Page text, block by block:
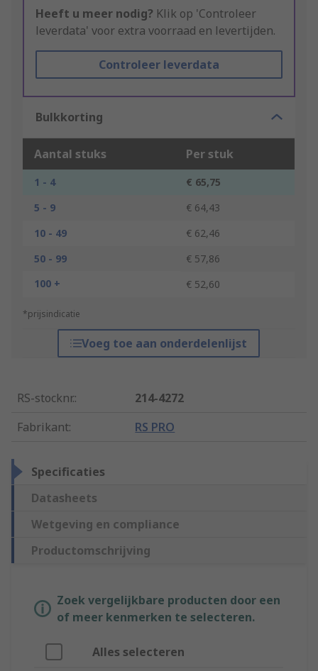
Heeft u meer nodig? Klik op 'Controleer
leverdata' voor extra voorraad en levertijden.
Controleer leverdata
Bulkkorting
Aantal stuks Per stuk
1 - 4
€ 65,75
5 - 9
€ 64,43
10 - 49
€ 62,46
50 - 99
€ 57,86
100 +
€ 52,60
*prijsindicatie
Voeg toe aan onderdelenlijst
RS-stocknr.:
214-4272
Fabrikant: RS PRO
Specificaties
Datasheets
Wetgeving en compliance
Productomschrijving
Zoek vergelijkbare producten door een
of meer kenmerken te selecteren.
Alles selecteren